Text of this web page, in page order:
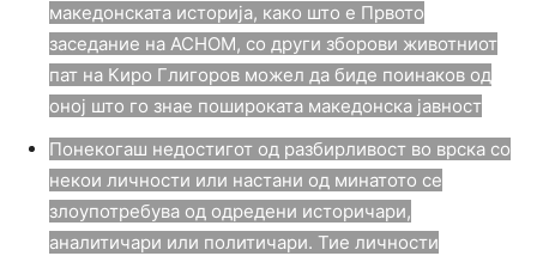
македонската историја, како што е Првото
заседание на АСНОМ, со други зборови животниот
пат на Киро Глигоров можел да биде поинаков од
оној што го знае пошироката македонска јавност
Понекогаш недостигот од разбирливост во врска со
некои личности или настани од минатото се
злоупотребува од одредени историчари,
аналитичари или политичари. Тие личности